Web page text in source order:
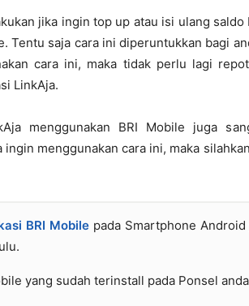
jika ingin top up atau isi ulang saldo
Tentu saja cara ini diperuntukkan bagi
cara ini, maka tidak perlu lagi
LinkAja.
menggunakan BRI Mobile juga
ingin menggunakan cara ini, maka
BRI Mobile pada Smartphone
yang sudah terinstall pada Ponsel